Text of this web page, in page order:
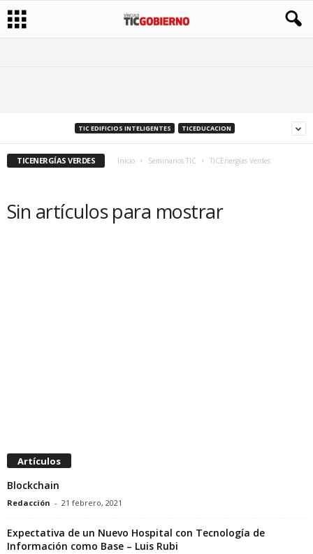
TIC EDIFICIOS INTELIGENTES TICEDUCACION
TICENERGÍAS VERDES Inicio Seminarios TIC TICEnergías Verdes
Sin artículos para mostrar
Artículos
Blockchain
Redacción - 21 febrero, 2021
Expectativa de un Nuevo Hospital con Tecnología de
Información como Base – Luis Rubi